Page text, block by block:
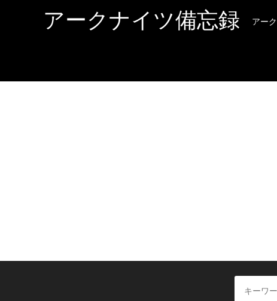
アークナイツ備忘録 アー